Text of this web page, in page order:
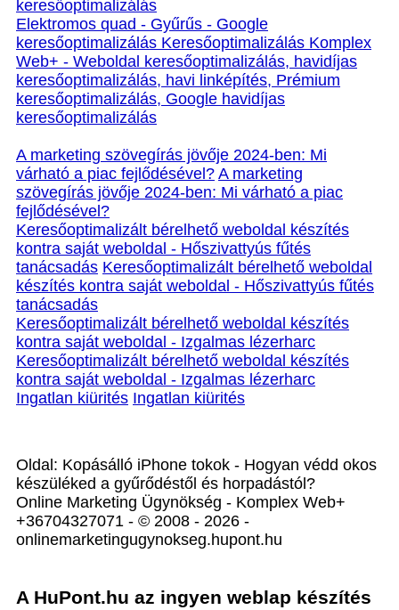
keresőoptimalizálás
Elektromos quad - Gyűrűs - Google
keresőoptimalizálás Keresőoptimalizálás Komplex
Web+ - Weboldal keresőoptimalizálás, havidíjas
keresőoptimalizálás, havi linképítés, Prémium
keresőoptimalizálás, Google havidíjas
keresőoptimalizálás
A marketing szövegírás jövője 2024-ben: Mi
várható a piac fejlődésével? A marketing
szövegírás jövője 2024-ben: Mi várható a piac
fejlődésével?
Keresőoptimalizált bérelhető weboldal készítés
kontra saját weboldal - Hőszivattyús fűtés
tanácsadás Keresőoptimalizált bérelhető weboldal
készítés kontra saját weboldal - Hőszivattyús fűtés
tanácsadás
Keresőoptimalizált bérelhető weboldal készítés
kontra saját weboldal - Izgalmas lézerharc
Keresőoptimalizált bérelhető weboldal készítés
kontra saját weboldal - Izgalmas lézerharc
Ingatlan kiürités Ingatlan kiürités
Oldal: Kopásálló iPhone tokok - Hogyan védd okos
készüléked a gyűrődéstől és horpadástól?
Online Marketing Ügynökség - Komplex Web+
+36704327071 - © 2008 - 2026 -
onlinemarketingugynokseg.hupont.hu
A HuPont.hu az ingyen weblap készítés